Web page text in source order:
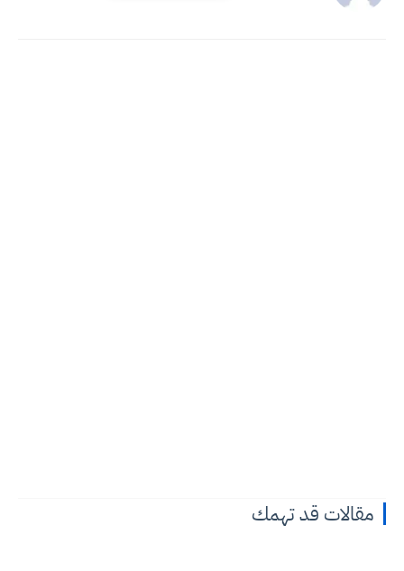
مقالات قد تهمك